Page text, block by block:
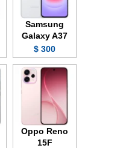
Samsung
Galaxy A37
300 $
Oppo Reno
15F